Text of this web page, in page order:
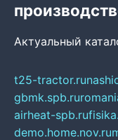
Актуальный
t25-tractor.ru
gbmk.spb.ru
airheat-spb.ru
demo.home.nov.ru